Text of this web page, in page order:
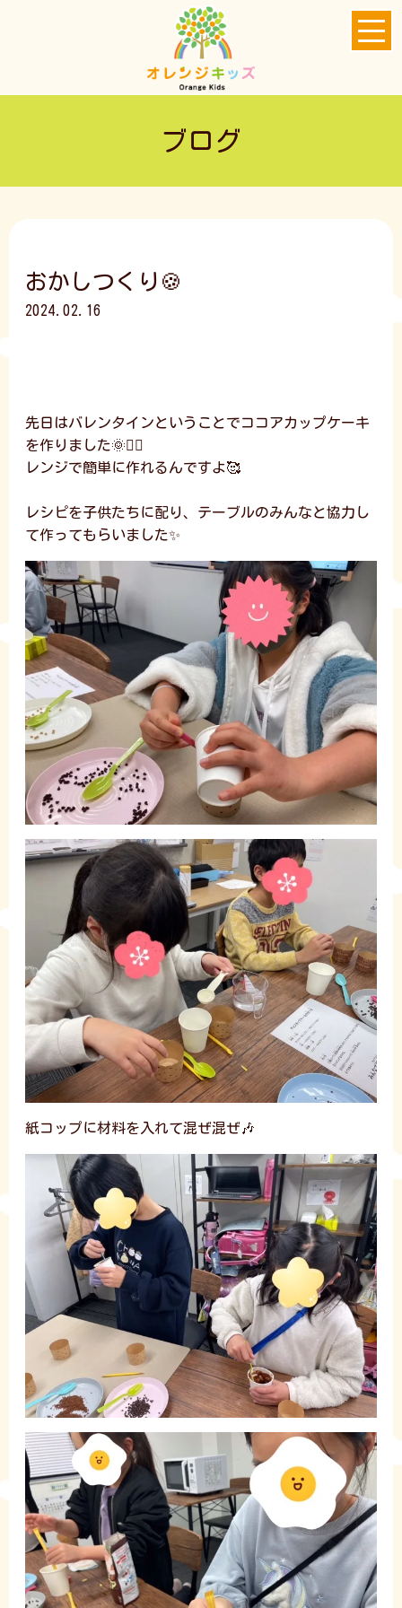
ブログ
おかしつくり🍪
2024.02.16
先日はバレンタインということでココアカップケーキ
を作りました🌞❤️‍🔥
レンジで簡単に作れるんですよ🥰
レシピを子供たちに配り、テーブルのみんなと協力し
て作ってもらいました✨
紙コップに材料を入れて混ぜ混ぜ🎶